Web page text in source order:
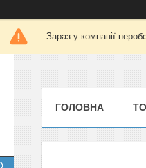
Зараз у компанії
ГОЛОВНА